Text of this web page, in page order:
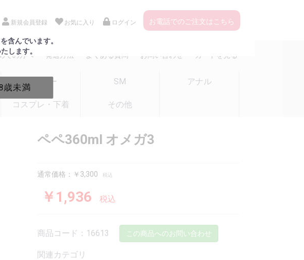
含んでいます。
します。
歳未満
新規会員登録 お気に入り ログイン お電話でのご注文はこちら
ての方へ 発送方法 よくある質問 お問い合わせ カートを見る
ローター SM アナル
コスプレ・下着 その他
ペペ360ml オメガ3
通常価格：￥3,300 税込
￥1,936 税込
商品コード：16613 この商品へのお問い合わせ
関連カテゴリ